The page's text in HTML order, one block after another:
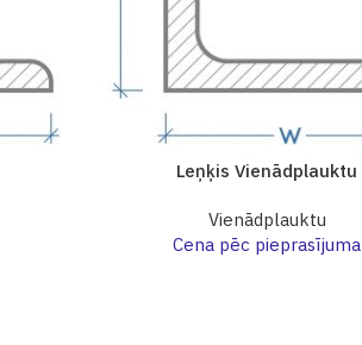
Leņķis Vienādplauktu
Vienādplauktu
Cena pēc pieprasījuma